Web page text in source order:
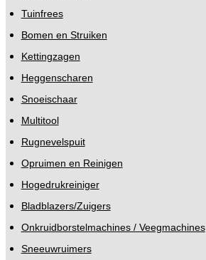
Tuinfrees
Bomen en Struiken
Kettingzagen
Heggenscharen
Snoeischaar
Multitool
Rugnevelspuit
Opruimen en Reinigen
Hogedrukreiniger
Bladblazers/Zuigers
Onkruidborstelmachines / Veegmachines
Sneeuwruimers